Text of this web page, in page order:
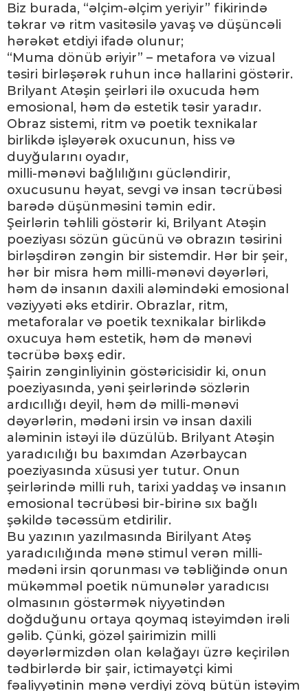
Biz burada, “əlçim-əlçim yeriyir” fikirində
təkrar və ritm vasitəsilə yavaş və düşüncəli
hərəkət etdiyi ifadə olunur;
“Muma dönüb əriyir” – metafora və vizual
təsiri birləşərək ruhun incə hallarini göstərir.
Brilyant Atəşin şeirləri ilə oxucuda həm
emosional, həm də estetik təsir yaradır.
Obraz sistemi, ritm və poetik texnikalar
birlikdə işləyərək oxucunun, hiss və
duyğularını oyadır,
milli-mənəvi bağlılığını gücləndirir,
oxucusunu həyat, sevgi və insan təcrübəsi
barədə düşünməsini təmin edir.
Şeirlərin təhlili göstərir ki, Brilyant Atəşin
poeziyası sözün gücünü və obrazın təsirini
birləşdirən zəngin bir sistemdir. Hər bir şeir,
hər bir misra həm milli-mənəvi dəyərləri,
həm də insanın daxili aləmindəki emosional
vəziyyəti əks etdirir. Obrazlar, ritm,
metaforalar və poetik texnikalar birlikdə
oxucuya həm estetik, həm də mənəvi
təcrübə bəxş edir.
Şairin zənginliyinin göstəricisidir ki, onun
poeziyasında, yəni şeirlərində sözlərin
ardıcıllığı deyil, həm də milli-mənəvi
dəyərlərin, mədəni irsin və insan daxili
aləminin istəyi ilə düzülüb. Brilyant Atəşin
yaradıcılığı bu baxımdan Azərbaycan
poeziyasında xüsusi yer tutur. Onun
şeirlərində milli ruh, tarixi yaddaş və insanın
emosional təcrübəsi bir-birinə sıx bağlı
şəkildə təcəssüm etdirilir.
Bu yazının yazılmasında Birilyant Atəş
yaradıcılığında mənə stimul verən milli-
mədəni irsin qorunması və təbliğində onun
mükəmməl poetik nümunələr yaradıcısı
olmasının göstərmək niyyətindən
doğduğunu ortaya qoymaq istəyimdən irəli
gəlib. Çünki, gözəl şairimizin milli
dəyərlərmizdən olan kəlağayı üzrə keçirilən
tədbirlərdə bir şair, ictimayətçi kimi
fəaliyyətinin mənə verdiyi zövq bütün istəyim